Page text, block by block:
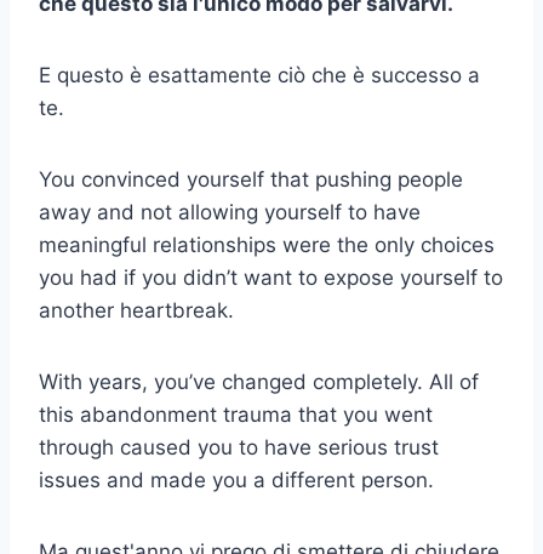
E questo è esattamente ciò che è successo a
te.
You convinced yourself that pushing people
away and not allowing yourself to have
meaningful relationships were the only choices
you had if you didn’t want to expose yourself to
another heartbreak.
With years, you’ve changed completely. All of
this abandonment trauma that you went
through caused you to have serious trust
issues and made you a different person.